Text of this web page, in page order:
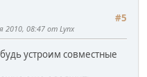
#5
2010, 08:47 от Lynx
устроим совместные